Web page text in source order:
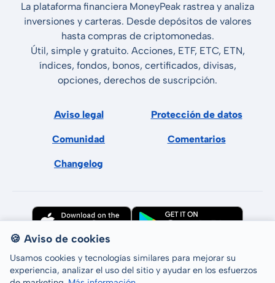
La plataforma financiera MoneyPeak rastrea y analiza
inversiones y carteras. Desde depósitos de valores
hasta compras de criptomonedas.
Útil, simple y gratuito. Acciones, ETF, ETC, ETN,
índices, fondos, bonos, certificados, divisas,
opciones, derechos de suscripción.
Aviso legal Protección de datos
Comunidad Comentarios
Changelog
🍪 Aviso de cookies
Usamos cookies y tecnologías similares para mejorar su
experiencia, analizar el uso del sitio y ayudar en los esfuerzos